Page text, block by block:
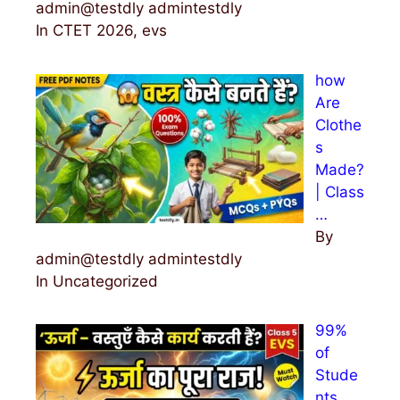
admin@testdly admintestdly
In CTET 2026, evs
how
Are
Clothe
s
Made?
| Class
…
By
admin@testdly admintestdly
In Uncategorized
99%
of
Stude